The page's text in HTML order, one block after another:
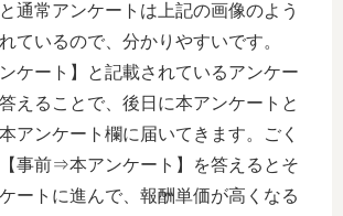
通常アンケートは上記の画像のよう
ているので、分かりやすいです。
ケート】と記載されているアンケー
えることで、後日に本アンケートと
アンケート欄に届いてきます。ごく
事前⇒本アンケート】を答えるとそ
ートに進んで、報酬単価が高くなる